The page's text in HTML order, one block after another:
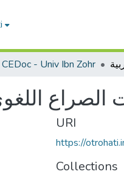
CEDoc - Univ Ibn Zohr
الصراع
URI
https://
Collections